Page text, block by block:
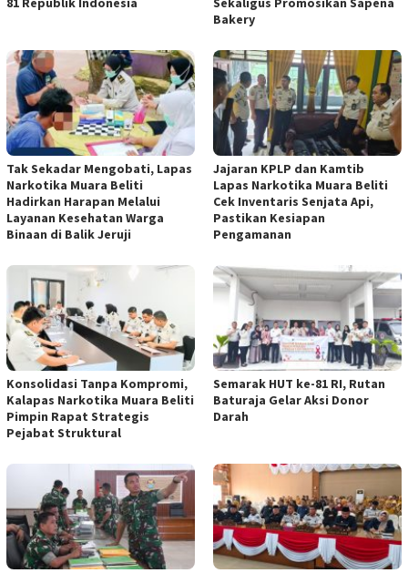
Bakery
Tak Sekadar Mengobati, Lapas
Narkotika Muara Beliti
Hadirkan Harapan Melalui
Layanan Kesehatan Warga
Binaan di Balik Jeruji
Jajaran KPLP dan Kamtib
Lapas Narkotika Muara Beliti
Cek Inventaris Senjata Api,
Pastikan Kesiapan
Pengamanan
Konsolidasi Tanpa Kompromi,
Kalapas Narkotika Muara Beliti
Pimpin Rapat Strategis
Pejabat Struktural
Semarak HUT ke-81 RI, Rutan
Baturaja Gelar Aksi Donor
Darah